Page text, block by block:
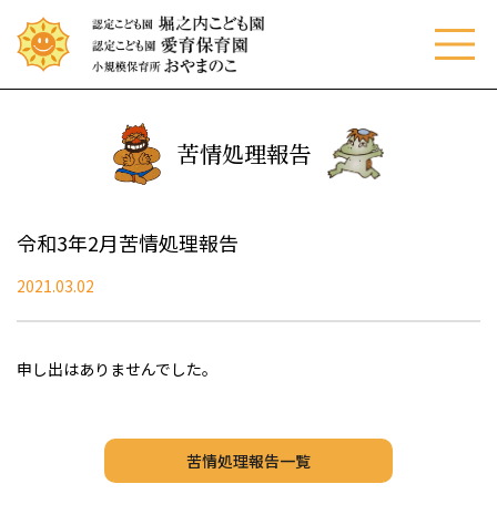
苦情処理報告
令和3年2月苦情処理報告
2021.03.02
申し出はありませんでした。
苦情処理報告一覧